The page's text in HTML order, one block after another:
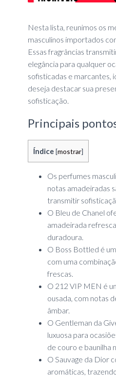
Nesta lista, reunimos os
masculinos importados
Essas fragrâncias
elegância para qualquer
sofisticadas e marcantes,
deseja destacar sua
sofisticação.
Principais
Índice [mostrar]
Os perfumes
notas amadeiradas
transmitir
O Bleu de Chanel
amadeirada
duradoura.
O Boss Bottled é
com uma
frescas.
O 212 VIP MEN é
ousada, com notas
âmbar.
O Gentleman da
luxuosa para
de couro e baunilha
O Sauvage da Dior
aromáticas,